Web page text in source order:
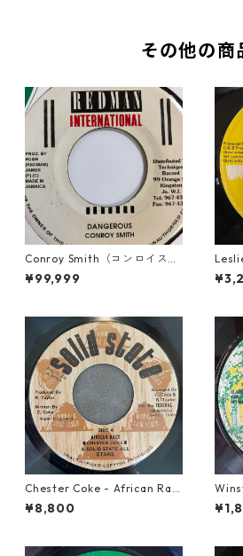
その他の商
Conroy Smith（コンロイスミ
ス） - Dangerous【7'】
¥99,999
Chester Coke - African Rac
e【7-21819】
¥8,800
u